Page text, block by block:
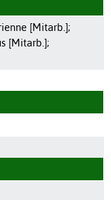
[Mitarb.];
[Mitarb.];